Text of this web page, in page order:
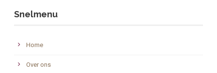
Snelmenu
Home
Over ons